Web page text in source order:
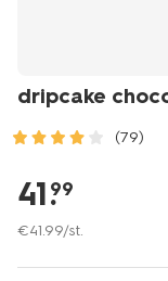
dripcake
(79)
drinken/gebak/drip-
cakes/dripcake-
chocolade-
velvet-
41.
99
€41.99/st.